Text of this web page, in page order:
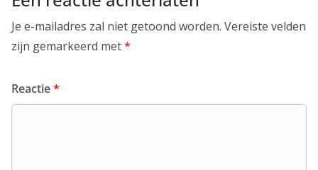
Je e-mailadres zal niet getoond worden. Vereiste velden
zijn gemarkeerd met*
Reactie*